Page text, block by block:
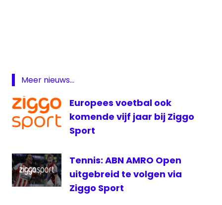
del
FC
Barcelona
FC
live
live FC
Barcelona
Meer nieuws...
Europees voetbal ook
komende vijf jaar bij Ziggo
Sport
Tennis: ABN AMRO Open
uitgebreid te volgen via
Ziggo Sport